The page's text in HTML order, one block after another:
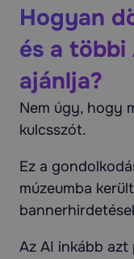
Hogyan
és a többi
ajánlja?
Nem úgy, hogy
kulcsszót.
Ez a
múzeumba
Az AI inkább